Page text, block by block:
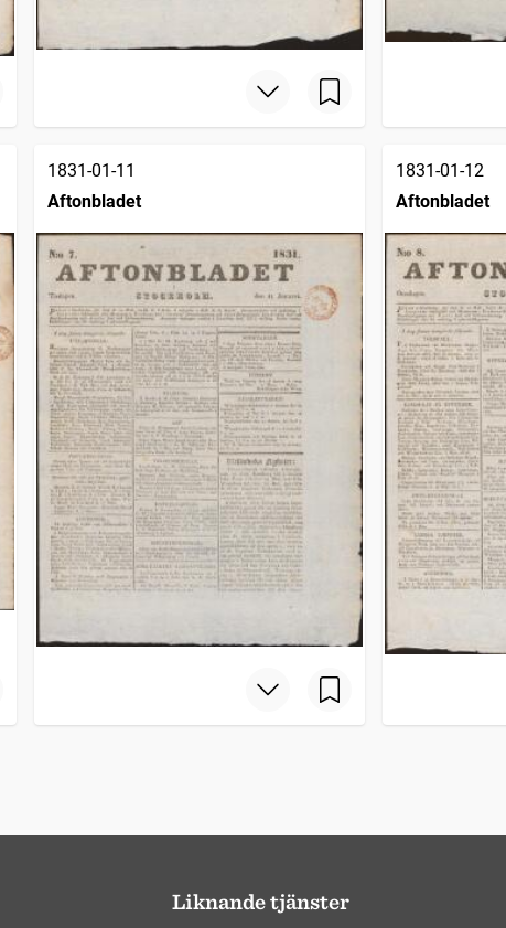
1831-01-11
Aftonbladet
1831-01-12
Aftonbladet
Liknande tjänster